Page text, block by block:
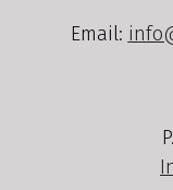
Email: